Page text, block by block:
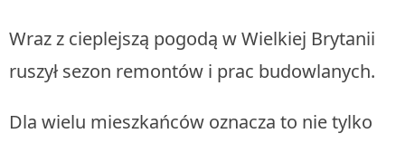
Wraz z cieplejszą pogodą w Wielkiej Brytanii
ruszył sezon remontów i prac budowlanych.
Dla wielu mieszkańców oznacza to nie tylko